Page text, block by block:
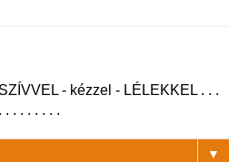
SZÍVVEL - kézzel - LÉLEKKEL . . .
. . . . . . . .
▼